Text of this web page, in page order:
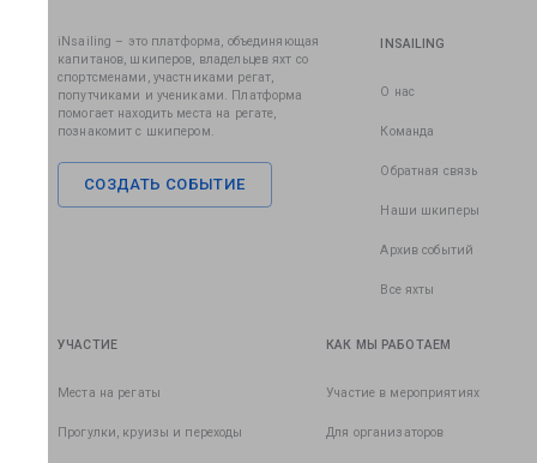
iNsailing – это платформа, объединяющая
капитанов, шкиперов, владельцев яхт со
спортсменами, участниками регат,
попутчиками и учениками. Платформа
помогает находить места на регате,
познакомит с шкипером.
СОЗДАТЬ СОБЫТИЕ
INSAILING
О нас
Команда
Обратная связь
Наши шкиперы
Архив событий
Все яхты
УЧАСТИЕ
Места на регаты
Прогулки, круизы и переходы
КАК МЫ РАБОТАЕМ
Участие в мероприятиях
Для организаторов